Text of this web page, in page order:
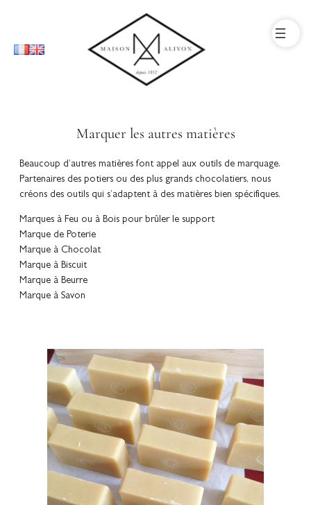
Marquer les autres matières
Beaucoup d’autres matières font appel aux outils de marquage.
Partenaires des potiers ou des plus grands chocolatiers, nous
créons des outils qui s’adaptent à des matières bien spécifiques.
Marques à Feu ou à Bois pour brûler le support
Marque de Poterie
Marque à Chocolat
Marque à Biscuit
Marque à Beurre
Marque à Savon